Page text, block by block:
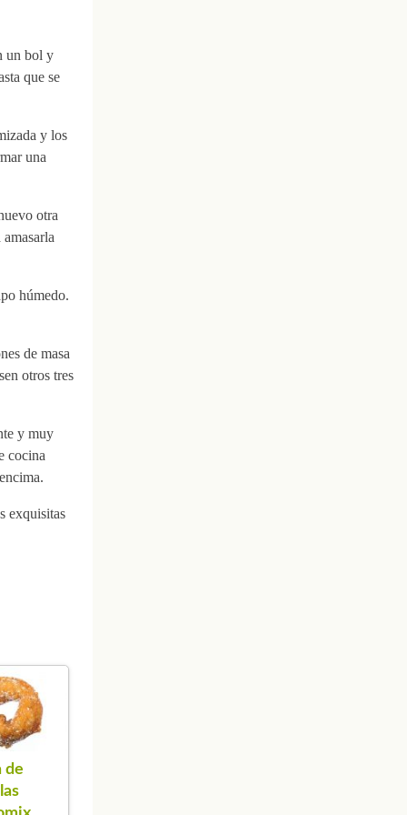
un bol y
que se
y los
una
otra
húmedo.
de masa
otros tres
y muy
cocina
exquisitas
de